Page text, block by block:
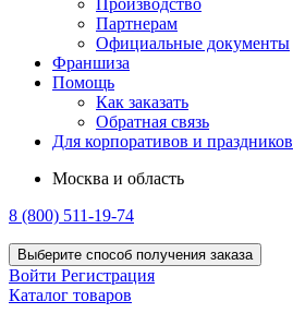
Производство
Партнерам
Официальные документы
Франшиза
Помощь
Как заказать
Обратная связь
Для корпоративов и праздников
Москва и область
8 (800) 511-19-74
Выберите способ получения заказа
Войти Регистрация
Каталог товаров